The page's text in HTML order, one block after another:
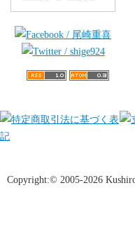
Copyright:© 2005-2026